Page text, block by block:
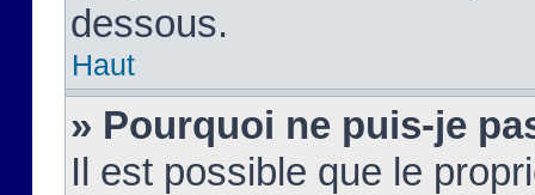
dessous.
Haut
» Pourquoi ne puis-je
Il est possible que le